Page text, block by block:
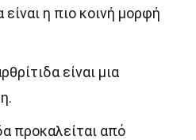
η πιο κοινή μορφή
είναι μια
προκαλείται από